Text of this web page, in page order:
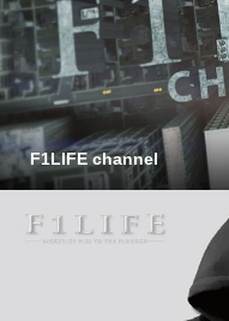
F1LIFE channel